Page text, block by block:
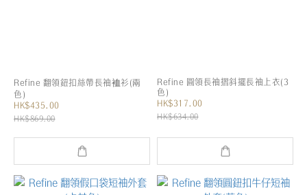
Refine 翻領鈕扣絲帶長袖裇衫(兩
色)
HK$435.00
HK$869.00
Refine 圓領長袖摺斜擺長袖上衣(3
色)
HK$317.00
HK$634.00